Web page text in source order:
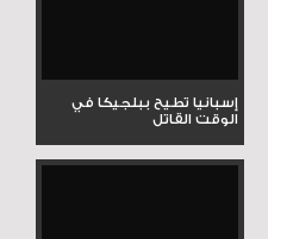
إسبانيا تطيح ببلجيكا في
الوقت القاتل